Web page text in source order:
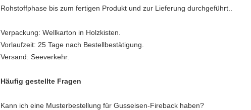
Rohstoffphase bis zum fertigen Produkt und zur Lieferung durchgeführt..
Verpackung: Wellkarton in Holzkisten.
Vorlaufzeit: 25 Tage nach Bestellbestätigung.
Versand: Seeverkehr.
Häufig gestellte Fragen
Kann ich eine Musterbestellung für Gusseisen-Fireback haben?